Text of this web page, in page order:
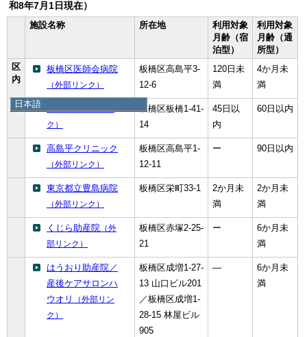
日本語
한국어
繁體中文
和8年7月1日現在）
施設名称
所在地
利用対象
月齢（宿
泊型）
利用対象
月齢（通
所型）
区
内
板橋区医師会病院
（外部リンク）
板橋区高島平3‐
12‐6
120日未
満
4か月未
満
荘病院（外部リン
ク）
板橋区板橋1‐41‐
14
45日以
内
60日以内
高島平クリニック
（外部リンク）
板橋区高島平1‐
12‐11
ー 90日以内
東京都立豊島病院
（外部リンク）
板橋区栄町33-1
2か月未
満
2か月未
満
くじら助産院 （外
部リンク）
板橋区赤塚2‐25‐
21
ー
6か月未
満
はうおり助産院／
産後ケアサロンハ
ウオリ
（外部リン
ク）
板橋区成増1-27-
13 山口ビル201
／板橋区成増1‐
28‐15 林屋ビル
905
―
6か月未
満